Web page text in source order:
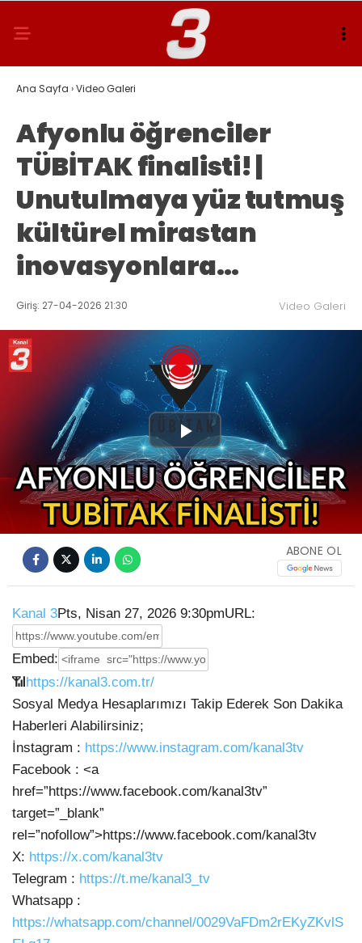
Ana Sayfa ›Video Galeri
Afyonlu öğrenciler
TÜBİTAK finalisti! |
Unutulmaya yüz tutmuş
kültürel mirastan
inovasyonlara…
Giriş: 27-04-2026 21:30 Video Galeri
Play
Video
ABONE OL
Kanal 3Pts, Nisan 27, 2026 9:30pmURL:
Embed:
📶https://kanal3.com.tr/
Sosyal Medya Hesaplarımızı Takip Ederek Son Dakika
Haberleri Alabilirsiniz;
İnstagram : https://www.instagram.com/kanal3tv
Facebook : <a
href=”https://www.facebook.com/kanal3tv”
target=”_blank”
rel=”nofollow”>https://www.facebook.com/kanal3tv
X: https://x.com/kanal3tv
Telegram : https://t.me/kanal3_tv
Whatsapp :
https://whatsapp.com/channel/0029VaFDm2rEKyZKvlS